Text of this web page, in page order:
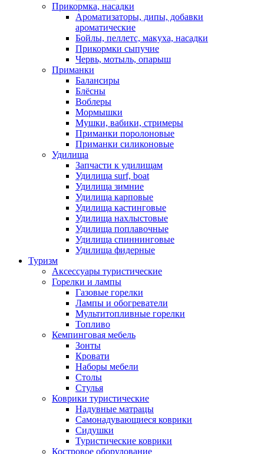
Прикормка, насадки
Ароматизаторы, дипы, добавки
ароматические
Бойлы, пеллетс, макуха, насадки
Прикормки сыпучие
Червь, мотыль, опарыш
Приманки
Балансиры
Блёсны
Воблеры
Мормышки
Мушки, вабики, стримеры
Приманки поролоновые
Приманки силиконовые
Удилища
Запчасти к удилищам
Удилища surf, boat
Удилища зимние
Удилища карповые
Удилища кастинговые
Удилища нахлыстовые
Удилища поплавочные
Удилища спиннинговые
Удилища фидерные
Туризм
Аксессуары туристические
Горелки и лампы
Газовые горелки
Лампы и обогреватели
Мультитопливные горелки
Топливо
Кемпинговая мебель
Зонты
Кровати
Наборы мебели
Столы
Стулья
Коврики туристические
Надувные матрацы
Самонадувающиеся коврики
Сидушки
Туристические коврики
Костровое оборудование